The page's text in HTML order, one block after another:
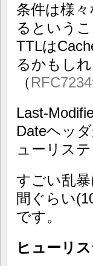
条件は様
るという
TTLは
るかもし
（
Last-
Dateヘッ
ューリス
すごい乱
間ぐらい
です。
ヒューリ